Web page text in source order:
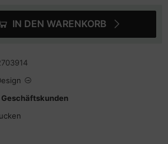
IN DEN WARENKORB